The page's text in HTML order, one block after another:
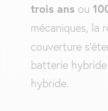
trois ans ou
mécaniques, la
couverture
batterie
hybride.